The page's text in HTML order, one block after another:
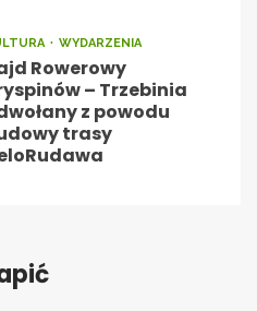
WYDARZENIA
Rowerowy
– Trzebinia
z powodu
trasy